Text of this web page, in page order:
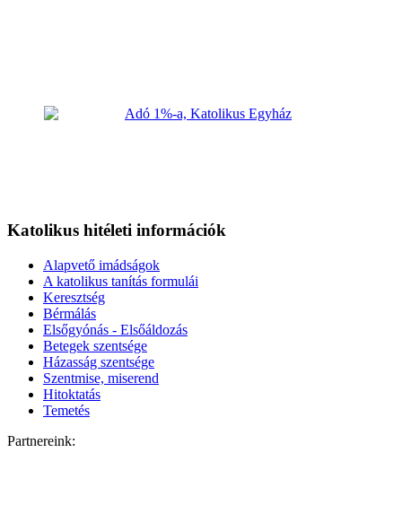
Katolikus hitéleti információk
Alapvető imádságok
A katolikus tanítás formulái
Keresztség
Bérmálás
Elsőgyónás - Elsőáldozás
Betegek szentsége
Házasság szentsége
Szentmise, miserend
Hitoktatás
Temetés
Partnereink: